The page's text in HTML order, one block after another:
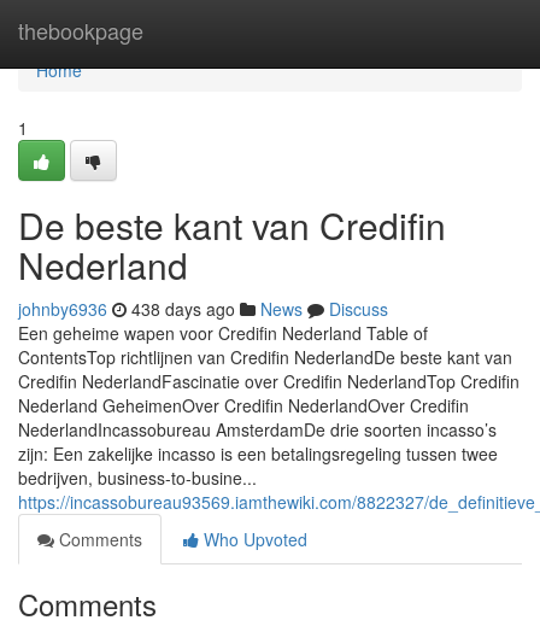
thebookpage
Home
Home
1
De beste kant van Credifin
Nederland
johnby6936 438 days ago News
Discuss
Een geheime wapen voor Credifin Nederland Table of
ContentsTop richtlijnen van Credifin NederlandDe beste kant van
Credifin NederlandFascinatie over Credifin NederlandTop Credifin
Nederland GeheimenOver Credifin NederlandOver Credifin
NederlandIncassobureau AmsterdamDe drie soorten incasso’s
zijn: Een zakelijke incasso is een betalingsregeling tussen twee
bedrijven, business-to-busine...
https://incassobureau93569.iamthewiki.com/8822327/
Comments
Who Upvoted
Comments